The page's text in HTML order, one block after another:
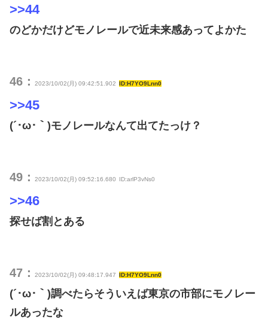
>>44
のどかだけどモノレールで近未来感あってよかた
46： 2023/10/02(月) 09:42:51.902 ID:H7YO9Lnn0
>>45
(´･ω･｀)モノレールなんて出てたっけ？
49： 2023/10/02(月) 09:52:16.680 ID:arlP3vNs0
>>46
探せば割とある
47： 2023/10/02(月) 09:48:17.947 ID:H7YO9Lnn0
(´･ω･｀)調べたらそういえば東京の市部にモノレー
ルあったな